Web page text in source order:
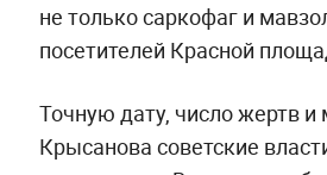
не только саркофаг и
посетителей Красной
Точную дату, число жертв и
Крысанова советские